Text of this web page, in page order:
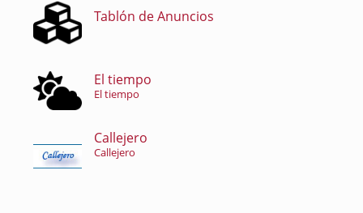
Tablón de Anuncios
El tiempo
El tiempo
Callejero
Callejero